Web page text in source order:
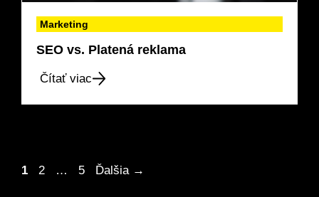
Marketing
SEO vs. Platená reklama
Čítať viac
Stránka
1 Stránka
2 … Stránka
5 Ďalšia →